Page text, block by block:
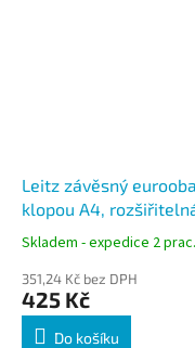
Leitz závěsný
klopou A4,
kapacita, čirý, 5 ks
Skladem - expedice 2
351,24 Kč bez DPH
425 Kč
Do košíku